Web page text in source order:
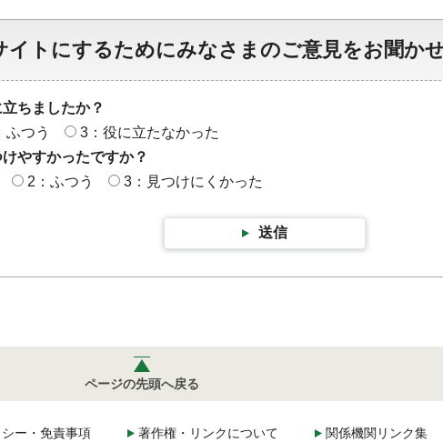
イトにするためにみなさまのご意見をお聞か
ちましたか？
ふつう
3：役に立たなかった
やすかったですか？
2：ふつう 3：見つけにくかった
送信
ページの先頭へ戻る
ー・免責事項 著作権・リンクについて 関係機関リンク集